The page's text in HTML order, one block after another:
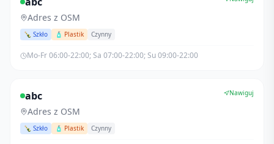
Adres z OSM
🍾 Szkło 🧴 Plastik Czynny
Mo-Fr 06:00-22:00; Sa 07:00-22:00; Su 09:00-22:00
abc
Adres z OSM
🍾 Szkło 🧴 Plastik Czynny
Nawiguj